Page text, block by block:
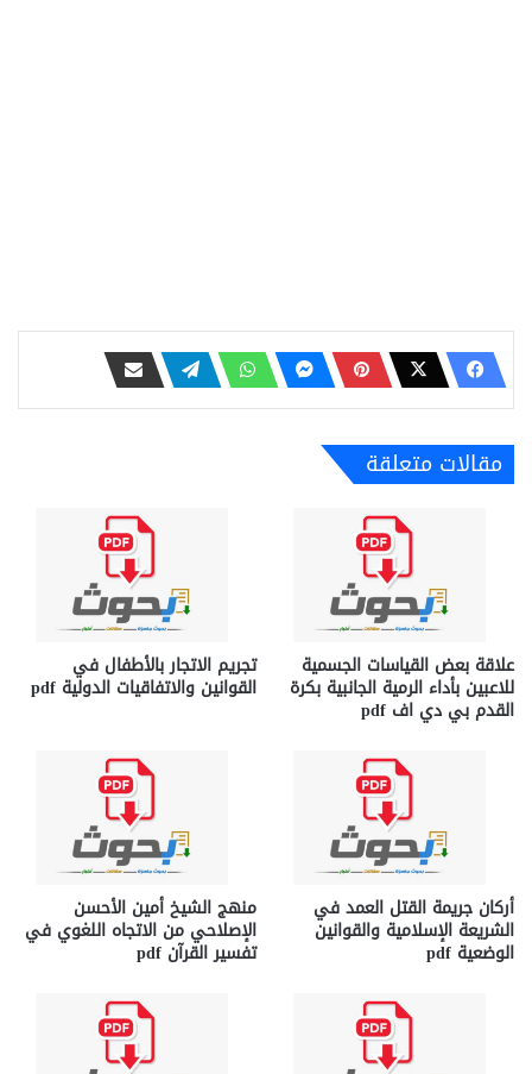
مقالات متعلقة
علاقة بعض القياسات الجسمية
للاعبين بأداء الرمية الجانبية بكرة
القدم بي دي اف pdf
تجريم الاتجار بالأطفال في
القوانين والاتفاقيات الدولية pdf
أركان جريمة القتل العمد في
الشريعة الإسلامية والقوانين
الوضعية pdf
منهج الشيخ أمين الأحسن
الإصلاحي من الاتجاه اللغوي في
تفسير القرآن pdf